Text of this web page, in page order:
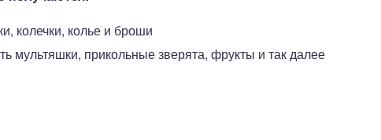
колечки, колье и броши
мультяшки, прикольные зверята, фрукты и так далее